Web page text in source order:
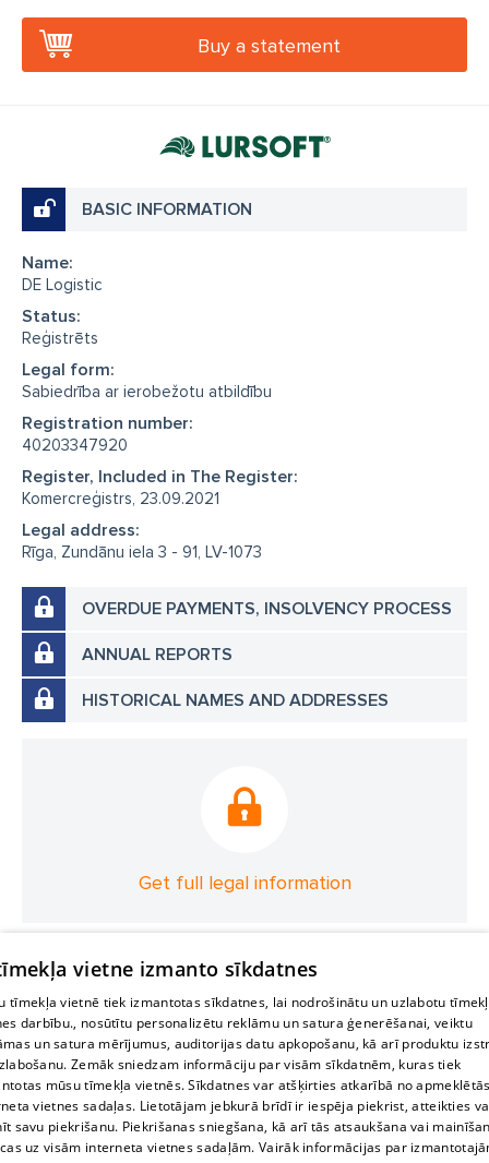
Buy a statement
BASIC INFORMATION
Name:
DE Logistic
Status:
Reģistrēts
Legal form:
Sabiedrība ar ierobežotu atbildību
Registration number:
40203347920
Register, Included in The Register:
Komercreģistrs, 23.09.2021
Legal address:
Rīga, Zundānu iela 3 - 91, LV-1073
OVERDUE PAYMENTS, INSOLVENCY PROCESS
ANNUAL REPORTS
HISTORICAL NAMES AND ADDRESSES
Get full legal information
vietne izmanto sīkdatnes
tīmekļa vietnē tiek izmantotas sīkdatnes, lai nodrošinātu un uzlabotu
darbību., nosūtītu personalizētu reklāmu un satura ģenerēšanai, veiktu
un satura mērījumus, auditorijas datu apkopošanu, kā arī produktu
Zemāk sniedzam informāciju par visām sīkdatnēm, kuras tiek
mūsu tīmekļa vietnēs. Sīkdatnes var atšķirties atkarībā no
vietnes sadaļas. Lietotājam jebkurā brīdī ir iespēja piekrist, atteikties
savu piekrišanu. Piekrišanas sniegšana, kā arī tās atsaukšana vai
uz visām interneta vietnes sadaļām. Vairāk informācijas par